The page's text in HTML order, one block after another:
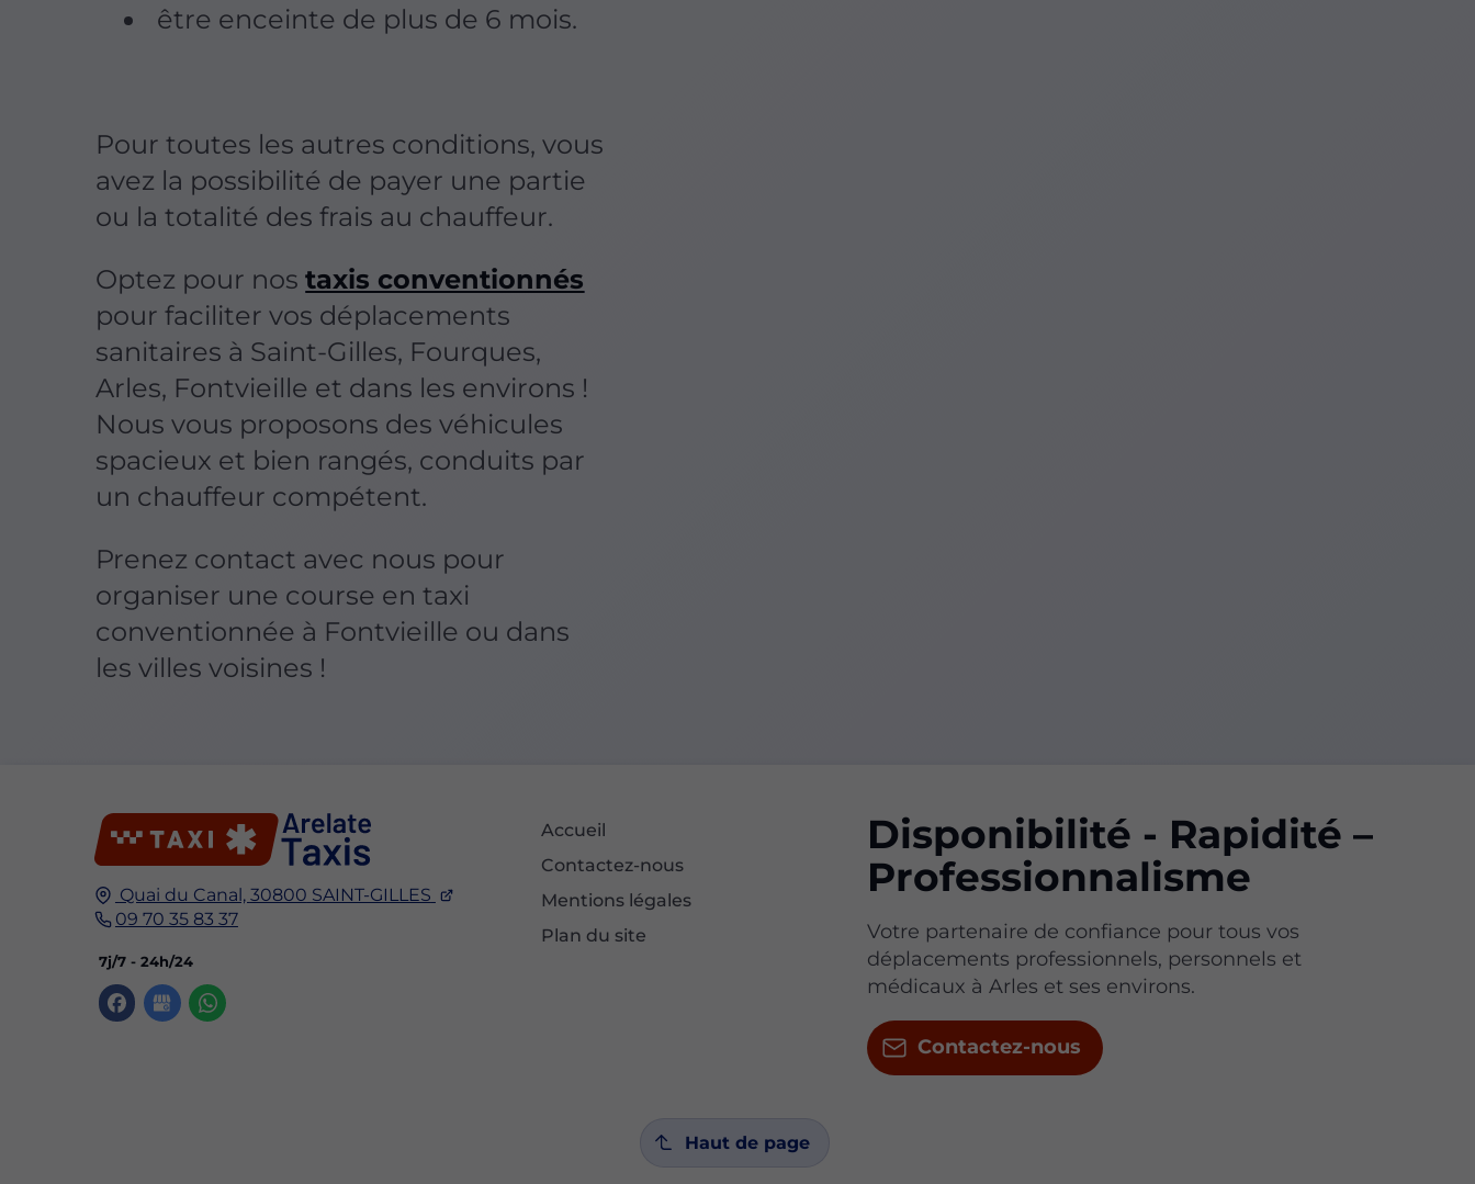
être enceinte de plus de 6 mois.
Pour toutes les autres conditions, vous
avez la possibilité de payer une partie
ou la totalité des frais au chauffeur.
Optez pour nostaxis conventionnés
pour faciliter vos déplacements
sanitaires à Saint-Gilles, Fourques,
Arles, Fontvieille et dans les environs !
Nous vous proposons des véhicules
spacieux et bien rangés, conduits par
un chauffeur compétent.
Prenez contact avec nous pour
organiser une course en taxi
conventionnée à Fontvieille ou dans
les villes voisines !
Quai du Canal, 30800 SAINT-GILLES
09 70 35 83 37
7j/7 - 24h/24
Accueil
Contactez-nous
Mentions légales
Plan du site
Disponibilité - Rapidité –
Professionnalisme
Votre partenaire de confiance pour tous vos
déplacements professionnels, personnels et
médicaux à Arles et ses environs.
Contactez-nous
Haut de page